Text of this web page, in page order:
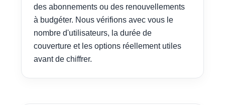
des abonnements ou des renouvellements
à budgéter. Nous vérifions avec vous le
nombre d'utilisateurs, la durée de
couverture et les options réellement utiles
avant de chiffrer.